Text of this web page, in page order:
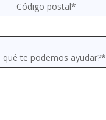
Código postal*
qué te podemos ayudar?*